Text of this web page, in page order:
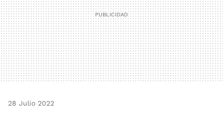
28 Julio 2022